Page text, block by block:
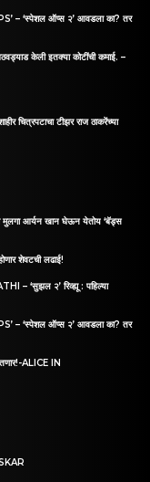
– ‘स्पेशल ऑप्स २’ आवडला का? तर
केली इतक्या कोटींची कमाई. –
चित्रपटाचा टीझर राज ठाकरेंच्या
आर्यन खान घेऊन येतोय ‘बॅड्स
शेवटची लढाई!
‘सुझल २’ रिव्ह्यू : पहिल्या
– ‘स्पेशल ऑप्स २’ आवडला का? तर
ALICE IN